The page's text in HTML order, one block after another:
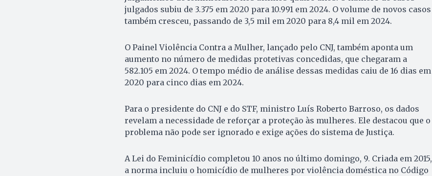
julgados subiu de 3.375 em 2020 para 10.991 em 2024. O volume de novos casos
também cresceu, passando de 3,5 mil em 2020 para 8,4 mil em 2024.
O Painel Violência Contra a Mulher, lançado pelo CNJ, também aponta um
aumento no número de medidas protetivas concedidas, que chegaram a
582.105 em 2024. O tempo médio de análise dessas medidas caiu de 16 dias em
2020 para cinco dias em 2024.
Para o presidente do CNJ e do STF, ministro Luís Roberto Barroso, os dados
revelam a necessidade de reforçar a proteção às mulheres. Ele destacou que o
problema não pode ser ignorado e exige ações do sistema de Justiça.
A Lei do Feminicídio completou 10 anos no último domingo, 9. Criada em 2015,
a norma incluiu o homicídio de mulheres por violência doméstica no Código